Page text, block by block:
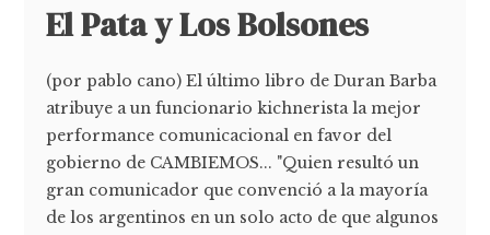
El Pata y Los Bolsones
(por pablo cano) El último libro de Duran Barba
atribuye a un funcionario kichnerista la mejor
performance comunicacional en favor del
gobierno de CAMBIEMOS... "Quien resultó un
gran comunicador que convenció a la mayoría
de los argentinos en un solo acto de que algunos